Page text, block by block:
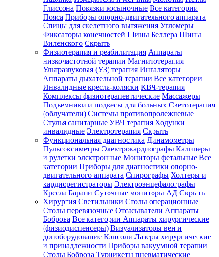
Глиссона Повязки косыночные Все категории
Пояса Приборы опорно-двигательного аппарата
Спицы для скелетного вытяжения Угломеры
Фиксаторы конечностей Шины Беллера Шины
Виленского Скрыть
Физиотерапия и реабилитация Аппараты
низкочастотной терапии Магнитотерапия
Ультразвуковая (УЗ) терапия Ингаляторы
Аппараты дыхательной терапии Все категории
Инвалидные кресла-коляски КВЧ-терапия
Комплексы физиотерапевтические Массажеры
Подъемники и подвесы для больных Светотерапия
(облучатели) Системы противопролежневые
Стулья санитарные УВЧ терапия Ходунки
инвалидные Электротерапия Скрыть
Функциональная диагностика Динамометры
Пульсоксиметры Электрокардиографы Калиперы
и рулетки электронные Мониторы фетальные Все
категории Приборы для диагностики опорно-
двигательного аппарата Спирографы Холтеры и
кардиорегистраторы Электроэнцефалографы
Кресла Барани Суточные мониторы АД Скрыть
Хирургия Светильники Столы операционные
Столы перевязочные Отсасыватели Аппараты
Боброва Все категории Аппараты хирургические
(физиодиспенсеры) Визуализаторы вен и
допоборудование Консоли Лазеры хирургические
и принадлежности Приборы вакуумной терапии
Столы Боброва Турникеты пневматические